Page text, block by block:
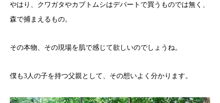
やはり、クワガタやカブトムシはデパートで買うものでは無く、
森で捕まえるもの。
その本物、その現場を肌で感じて欲しいのでしょうね。
僕も3人の子を持つ父親として、その想いよく分かります。